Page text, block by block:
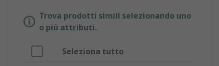
Trova prodotti simili selezionando uno
o più attributi.
Seleziona tutto